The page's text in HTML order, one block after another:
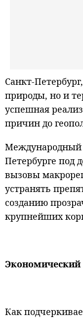
Санкт-
природы, но и
успешная
причин до
Международный
Петербурге под
вызовы
устранять
созданию
крупнейших
Как